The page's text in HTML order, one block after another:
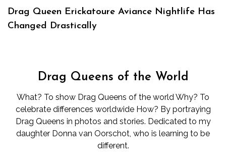
Drag Queen Erickatoure Aviance Nightlife Has
Changed Drastically
Drag Queens of the World
What? To show Drag Queens of the world Why? To
celebrate differences worldwide How? By portraying
Drag Queens in photos and stories. Dedicated to my
daughter Donna van Oorschot, who is learning to be
different.